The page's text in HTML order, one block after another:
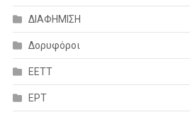
ΔΙΑΦΗΜΙΣΗ
Δορυφόροι
ΕΕΤΤ
ΕΡΤ